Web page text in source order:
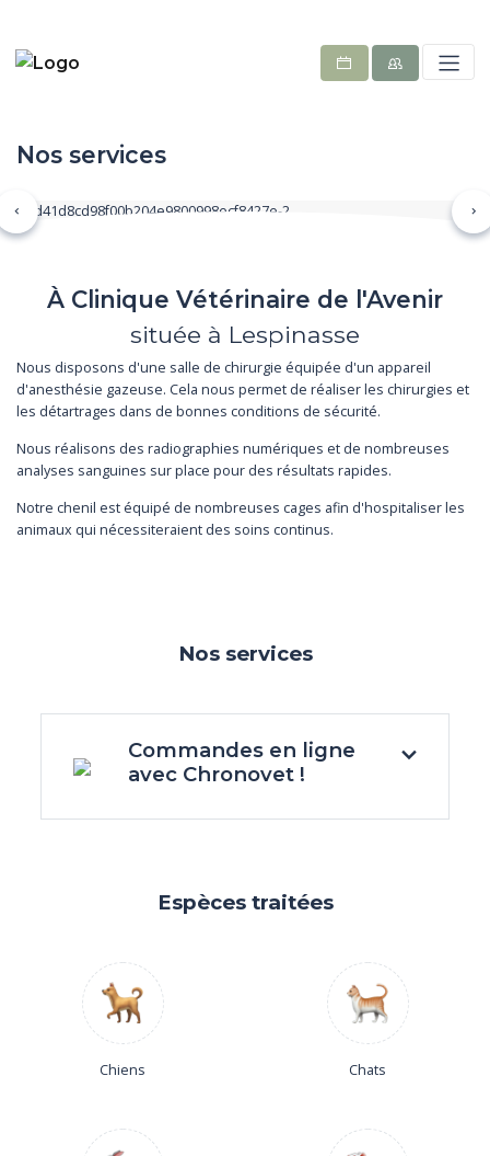
Nos services
Précédent
À Clinique Vétérinaire de l'Avenir
située à Lespinasse
Nous disposons d'une salle de chirurgie équipée d'un appareil
d'anesthésie gazeuse. Cela nous permet de réaliser les chirurgies et
les détartrages dans de bonnes conditions de sécurité.
Nous réalisons des radiographies numériques et de nombreuses
analyses sanguines sur place pour des résultats rapides.
Notre chenil est équipé de nombreuses cages afin d'hospitaliser les
animaux qui nécessiteraient des soins continus.
Nos services
Commandes en ligne
avec Chronovet !
Espèces traitées
Chiens Chats